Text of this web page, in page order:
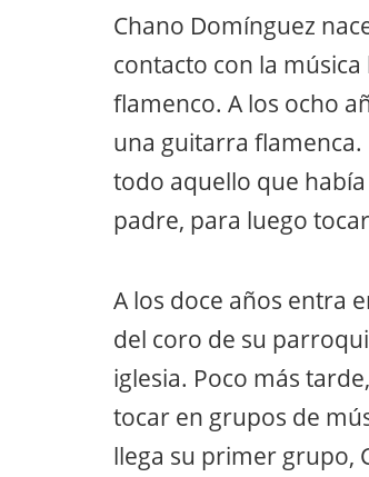
Chano Domínguez
contacto con la
flamenco. A los ocho
una guitarra
todo aquello que
padre, para luego
A los doce años entra
del coro de su
iglesia. Poco más
tocar en grupos de
llega su primer grupo,